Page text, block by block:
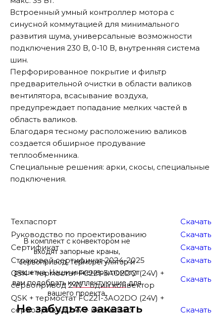
Эвкалипт
В комплект с конвектором не
входят запорные краны,
сервопривод, терморегулятор и
решетка. Наши инженеры помогут
вам подобрать комплектующиедля
вашего проекта.
Не забудьте заказать
Встроенный умный контроллер мотора с
синусной коммутацией для минимального
развития шума, универсальные возможности
подключения 230 В, 0-10 В, внутренняя система
шин.
Перфорированное покрытие и фильтр
предварительной очистки в области валиков
вентилятора, всасывание воздуха,
предупреждает попадание мелких частей в
область валиков.
Благодаря тесному расположению валиков
создается обширное продувание
теплообменника.
Специальные решения: арки, скосы, специальные
подключения.
Техпаспорт
Скачать
Руководство по проектированию
Скачать
Сертификат
Скачать
Страховой сертификат 2024-2025
Скачать
QSK + термостат FC221-3AO2DO (24V) +
сервопривод 24V - один конвектор
Скачать
QSK + термостат FC221-3AO2DO (24V) +
сервопривод 24V – несколько
Скачать